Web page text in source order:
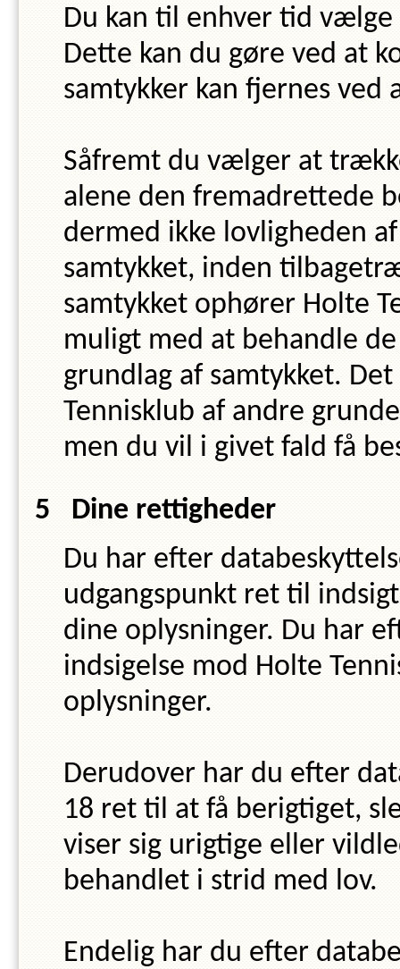
Du kan til enhver tid
Dette kan du gøre ved at
samtykker kan fjernes
Såfremt du vælger at
alene den fremadrettede
dermed ikke lovligheden
samtykket, inden
samtykket ophører Holte
muligt med at behandle
grundlag af samtykket.
Tennisklub af andre
men du vil i givet fald få
Dine rettigheder
Du har efter
udgangspunkt ret til
dine oplysninger. Du har
indsigelse mod Holte
oplysninger.
Derudover har du efter
18 ret til at få berigtiget,
viser sig urigtige eller
behandlet i strid med lov.
Endelig har du efter